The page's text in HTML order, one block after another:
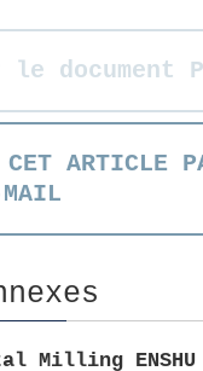
document
CET ARTICLE
Milling ENSHU